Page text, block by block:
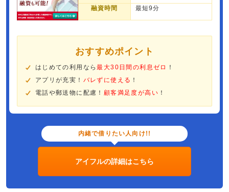
融資時間 最短9分
おすすめポイント
はじめての利用なら最大30日間の利息ゼロ
！
アプリが充実！ バレずに使える ！
電話や郵送物に配慮！ 顧客満足度が高い ！
内緒で借りたい人向け!!
アイフルの詳細はこちら